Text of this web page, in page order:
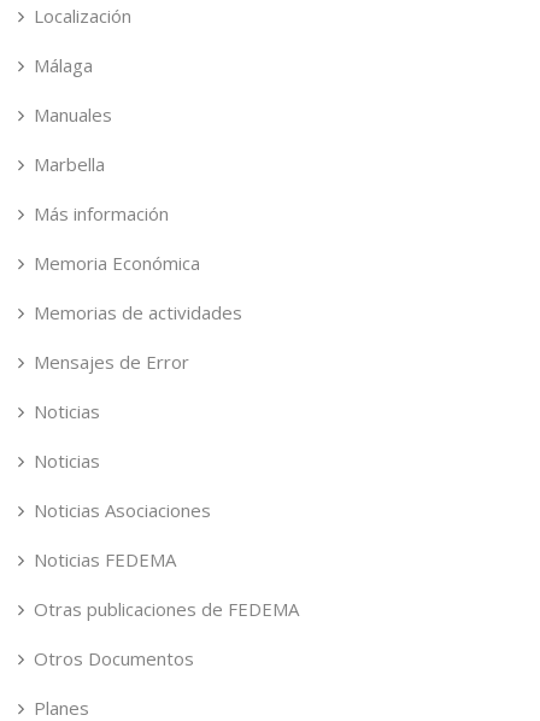
Localización
Málaga
Manuales
Marbella
Más información
Memoria Económica
Memorias de actividades
Mensajes de Error
Noticias
Noticias
Noticias Asociaciones
Noticias FEDEMA
Otras publicaciones de FEDEMA
Otros Documentos
Planes